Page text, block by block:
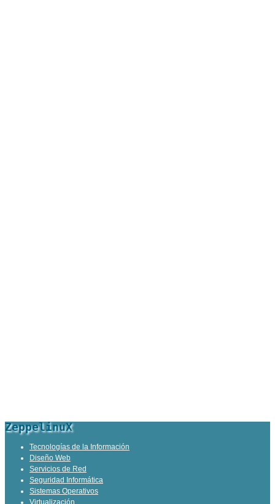
ZeppelinuX
Tecnologías de la Información
Diseño Web
Servicios de Red
Seguridad Informática
Sistemas Operativos
Virtualización